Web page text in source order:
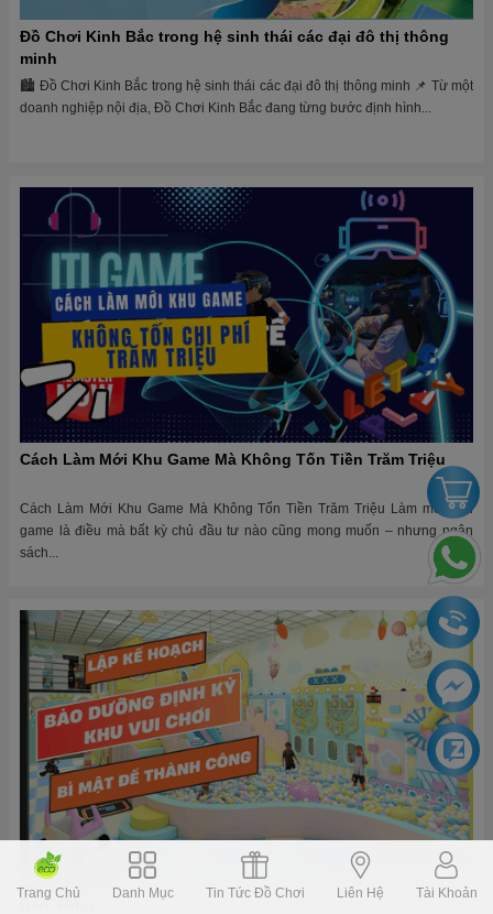
Đồ Chơi Kinh Bắc trong hệ sinh thái các đại đô thị thông
minh
🏙 Đồ Chơi Kinh Bắc trong hệ sinh thái các đại đô thị thông minh 📌 Từ một
doanh nghiệp nội địa, Đồ Chơi Kinh Bắc đang từng bước định hình...
Cách Làm Mới Khu Game Mà Không Tốn Tiền Trăm Triệu
Cách Làm Mới Khu Game Mà Không Tốn Tiền Trăm Triệu Làm mới khu
game là điều mà bất kỳ chủ đầu tư nào cũng mong muốn – nhưng ngân
sách...
Lập Kế Hoạch Bảo Dưỡng Định Kỳ: Bí Mật Để Khu Vui Chơi
Bền Vững
Trang Chủ Danh Mục Tin Tức Đồ Chơi Liên Hệ Tài Khoản